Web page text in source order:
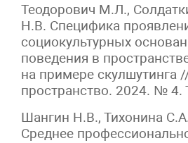
Теодорович М.Л.,
Н.В. Специфика
социокультурных
поведения в
на примере скулшутинга
пространство. 2024. №
Шангин Н.В., Тихонина
Среднее